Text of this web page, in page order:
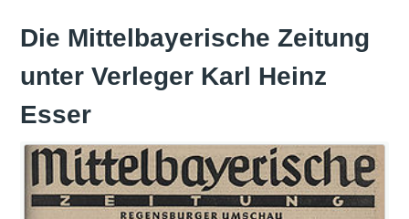
Die Mittelbayerische Zeitung
unter Verleger Karl Heinz
Esser